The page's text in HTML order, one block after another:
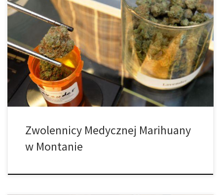
Zwolennicy medycznej marihuany w Montanie rozpoczęli
zbieranie podpisów pod inicjatywą, która pyta wyborców o
cofnięcie przepisów dotyczących ograniczenia stosowania
substancji. Jednak zwolennicy marihuany mają zaledwie dziewięć
tygodni, aby zebrać 24.175 podpisów potrzebnych do
umieszczenia wniosku na listopadowym głosowaniu. Wyborcy
zalegalizowali medyczną marihuanę w 2004 roku w celach
leczniczych, ale ustawa […]
Zwolennicy Medycznej Marihuany
w Montanie